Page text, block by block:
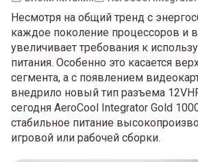
Несмотря на общий тренд с
каждое поколение процессоров и
увеличивает требования к
питания. Особенно это касается
сегмента, а с появлением
внедрило новый тип разъема
сегодня AeroCool Integrator Gold
стабильное питание
игровой или рабочей сборки.